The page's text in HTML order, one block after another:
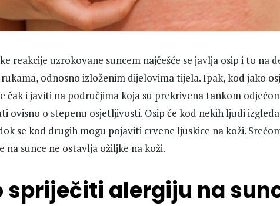
reakcije uzrokovane suncem najčešće se javlja osip i to na
odnosno izloženim dijelovima tijela. Ipak, kod jako
čak i javiti na područjima koja su prekrivena tankom
ovisno o stepenu osjetljivosti. Osip će kod nekih ljudi
se kod drugih mogu pojaviti crvene ljuskice na koži.
na sunce ne ostavlja ožiljke na koži.
spriječiti alergiju na